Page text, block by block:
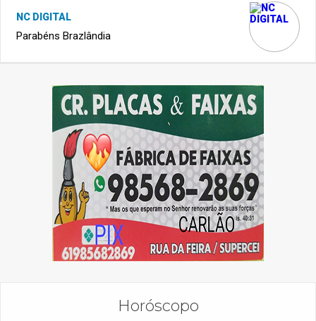
NC DIGITAL
Parabéns Brazlândia
Horóscopo